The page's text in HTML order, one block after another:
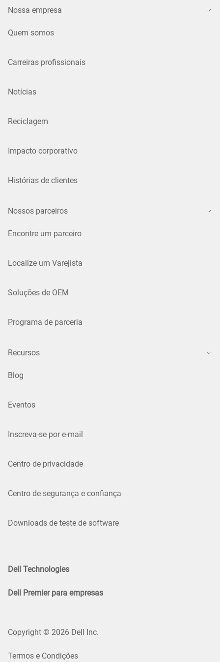
Nossa empresa
Quem somos
Carreiras profissionais
Notícias
Reciclagem
Impacto corporativo
Histórias de clientes
Nossos parceiros
Encontre um parceiro
Localize um Varejista
Soluções de OEM
Programa de parceria
Recursos
Blog
Eventos
Inscreva-se por e-mail
Centro de privacidade
Centro de segurança e confiança
Downloads de teste de software
Dell Technologies
Dell Premier para empresas
Copyright © 2026 Dell Inc.
Termos e Condições